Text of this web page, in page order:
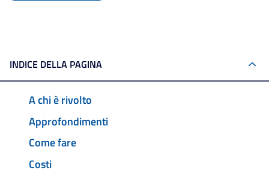
INDICE DELLA PAGINA
A chi è rivolto
Approfondimenti
Come fare
Costi